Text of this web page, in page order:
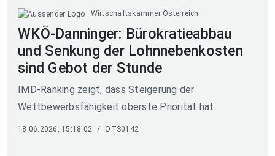
Wirtschaftskammer Österreich
WKÖ-Danninger: Bürokratieabbau
und Senkung der Lohnnebenkosten
sind Gebot der Stunde
IMD-Ranking zeigt, dass Steigerung der
Wettbewerbsfähigkeit oberste Priorität hat
18.06.2026, 15:18:02 / OTS0142